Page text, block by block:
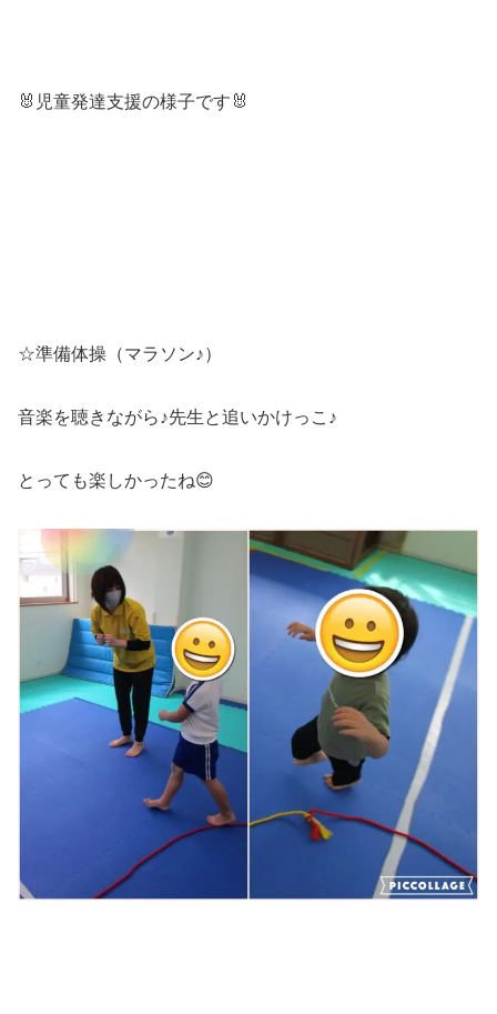
🐰児童発達支援の様子です🐰
☆準備体操（マラソン♪）
音楽を聴きながら♪先生と追いかけっこ♪
とっても楽しかったね😊